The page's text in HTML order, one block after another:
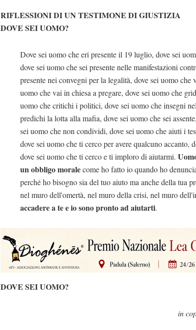
RIFLESSIONI DI UN TESTIMONE DI GIUSTIZIA
DOVE SEI UOMO?
Dove sei uomo che eri presente il 19 luglio, dove sei
dove sei uomo che sei presente nelle manifestazioni
presente nei convegni per la legalità, dove sei uomo che
uomo che vai in chiesa a pregare, dove sei uomo che
uomo che critichi i politici, dove sei uomo che insegni
predichi la lotta alla mafia, dove sei uomo che sei
sei uomo che non condividi, dove sei uomo che aiuti i
dove sei uomo che ti cerco per avere qualcuno accanto,
dove sei uomo che ti cerco e ti imploro di aiutarmi.
un obbligo moralecome ho fatto io quando ho
perché ho bisogno sia del tuo aiuto ma anche della tua
nel muro dell'omertà, nel muro della crisi, nel muro
accadere a te e io sono pronto ad aiutarti.
DOVE SEI UOMO?
in